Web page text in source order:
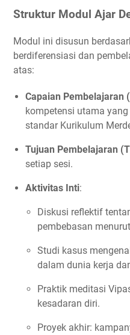
Struktur Modul Ajar
Modul ini disusun
berdiferensiasi dan
atas:
Capaian Pembelajaran
kompetensi utama
standar Kurikulum
Tujuan Pembelajaran
setiap sesi.
Aktivitas Inti:
Diskusi reflektif
pembebasan
Studi kasus
dalam dunia kerja
Praktik meditasi
kesadaran diri.
Proyek akhir: